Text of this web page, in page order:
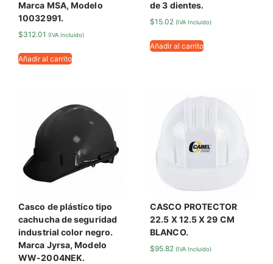
Marca MSA, Modelo
10032991.
$312.01 (IVA Incluido)
Añadir al carrito
de 3 dientes.
$15.02 (IVA Incluido)
Añadir al carrito
Casco de plástico tipo
cachucha de seguridad
industrial color negro.
Marca Jyrsa, Modelo
WW-2004NEK.
CASCO PROTECTOR
22.5 X 12.5 X 29 CM
BLANCO.
$95.82 (IVA Incluido)